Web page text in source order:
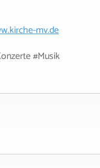
mv.de
#Musik